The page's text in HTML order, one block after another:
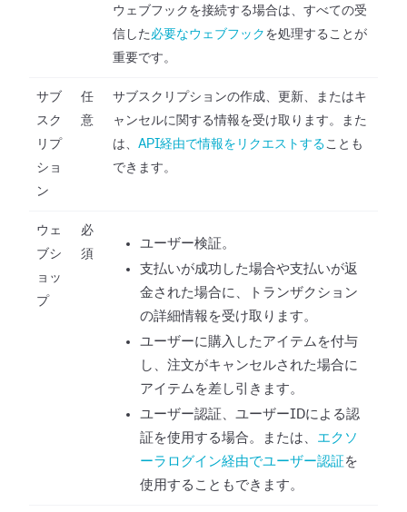
ウェブフックを接続する場合は、すべての受
信した 必要なウェブフック を処理することが
重要です。
サブ
スク
リプ
ショ
ン
任
意
サブスクリプションの作成、更新、またはキ
ャンセルに関する情報を受け取ります。また
は、 API経由で情報をリクエストすることも
できます。
ウェ
ブシ
ョッ
プ
必
須
ユーザー検証。
支払いが成功した場合や支払いが返
金された場合に、トランザクション
の詳細情報を受け取ります。
ユーザーに購入したアイテムを付与
し、注文がキャンセルされた場合に
アイテムを差し引きます。
ユーザー認証、ユーザーIDによる認
証を使用する場合。または、 エクソ
ーラログイン経由でユーザー認証 を
使用することもできます。